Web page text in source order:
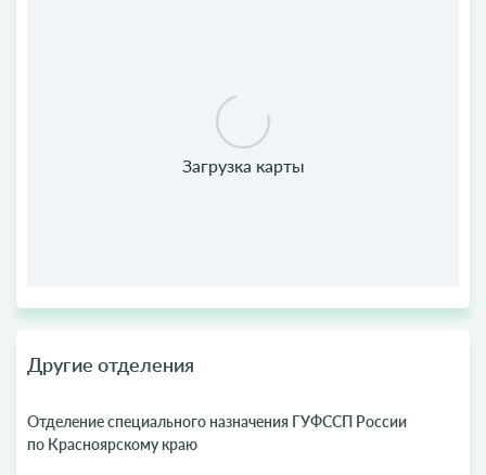
Другие отделения
Отделение специального назначения ГУФССП России
по Красноярскому краю